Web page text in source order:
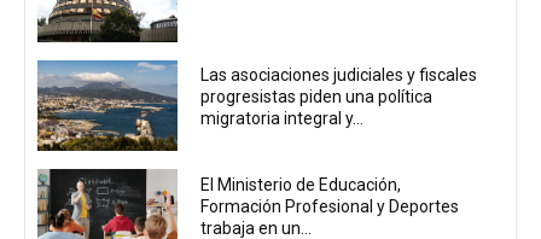
Las asociaciones judiciales y fiscales
progresistas piden una política
migratoria integral y...
El Ministerio de Educación,
Formación Profesional y Deportes
trabaja en un...